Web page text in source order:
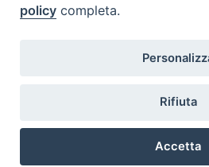
Riproduzione solo con
Iscriviti alla Newsletter
policy completa.
Rifiuta
Accetta